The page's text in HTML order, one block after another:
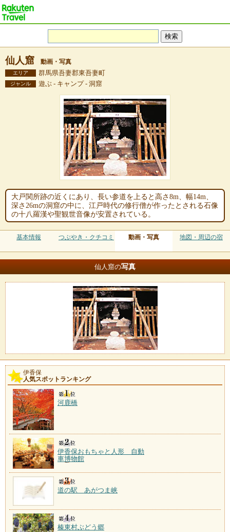
仙人窟 動画・写真
エリア 群馬県吾妻郡東吾妻町
ジャンル 遊ぶ - キャンプ - 洞窟
大戸関所跡の近くにあり、長い参道を上ると高さ8m、幅14m、
深さ26mの洞窟の中に、江戸時代の修行僧が作ったとされる石像
の十八羅漢や聖観世音像が安置されている。
基本情報 つぶやき・クチコミ 動画・写真 地図・周辺の宿
仙人窟の写真
伊香保
人気スポットランキング
河鹿橋
伊香保おもちゃと人形 自動
車博物館
道の駅 あがつま峡
榛東村ぶどう郷